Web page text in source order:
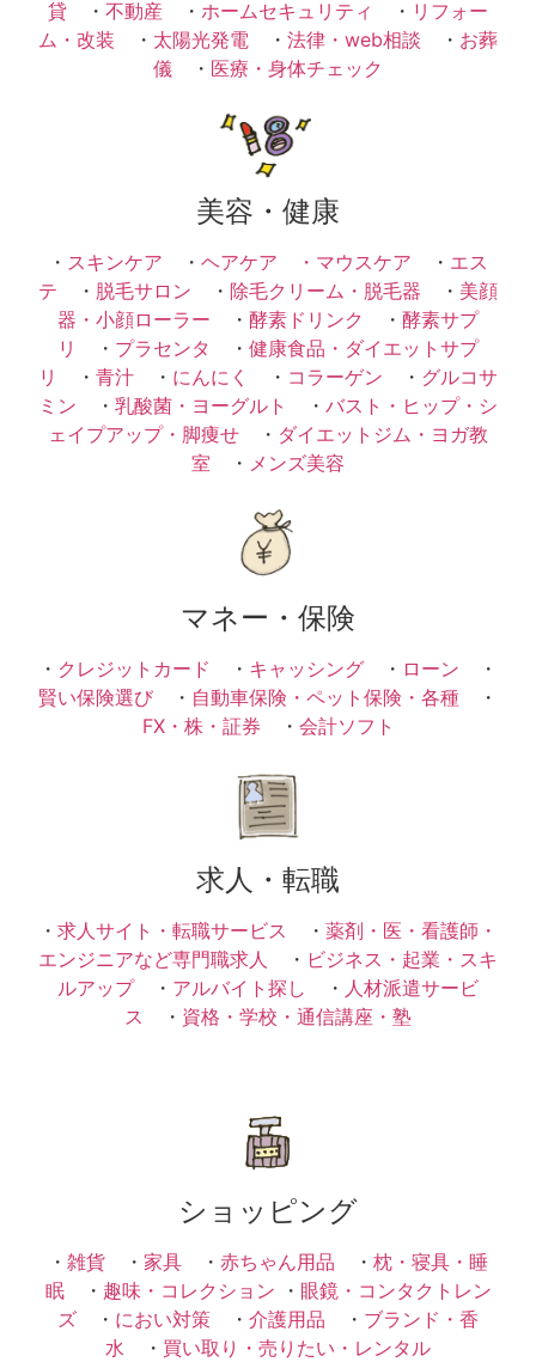
貸 ・ 不動産 ・ ホームセキュリティ ・ リフォー
ム・改装 ・ 太陽光発電 ・ 法律・web相談 ・ お葬
儀 ・ 医療・身体チェック
美容・健康
・ スキンケア ・ ヘアケア ・ マウスケア ・ エス
テ ・ 脱毛サロン ・ 除毛クリーム・脱毛器 ・ 美顔
器・小顔ローラー ・ 酵素ドリンク ・ 酵素サプ
リ
・ プラセンタ ・ 健康食品・ダイエットサプ
リ
・ 青汁 ・ にんにく ・ コラーゲン ・ グルコサ
ミン ・ 乳酸菌・ヨーグルト ・ バスト・ヒップ・シ
ェイプアップ・脚痩せ ・ ダイエットジム・ヨガ教
室 ・ メンズ美容
マネー・保険
・ クレジットカード ・ キャッシング ・ ローン ・
賢い保険選び ・ 自動車保険・ペット保険・各種 ・
FX・株・証券 ・ 会計ソフト
求人・転職
・ 求人サイト・転職サービス ・ 薬剤・医・看護師・
エンジニアなど専門職求人
・ ビジネス・起業・スキ
ルアップ・ アルバイト探し ・ 人材派遣サービ
ス ・ 資格・学校・通信講座・塾
ショッピング
・ 雑貨 ・ 家具 ・ 赤ちゃん用品 ・ 枕・寝具・睡
眠・ 趣味・コレクション ・ 眼鏡・コンタクトレン
ズ ・ におい対策 ・ 介護用品 ・ ブランド・香
水 ・ 買い取り・売りたい・レンタル